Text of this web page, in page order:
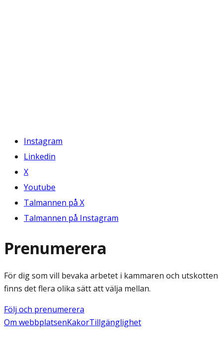
Instagram
Linkedin
X
Youtube
Talmannen på X
Talmannen på Instagram
Prenumerera
För dig som vill bevaka arbetet i kammaren och utskotten
finns det flera olika sätt att välja mellan.
Följ och prenumerera
Om webbplatsenKakorTillgänglighet